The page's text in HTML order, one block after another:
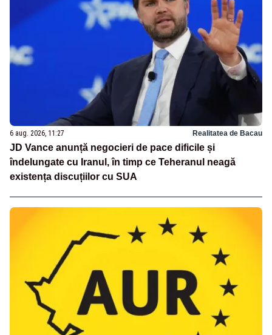
6 aug. 2026, 11:27 Realitatea de Bacau
JD Vance anunță negocieri de pace dificile și
îndelungate cu Iranul, în timp ce Teheranul neagă
existența discuțiilor cu SUA